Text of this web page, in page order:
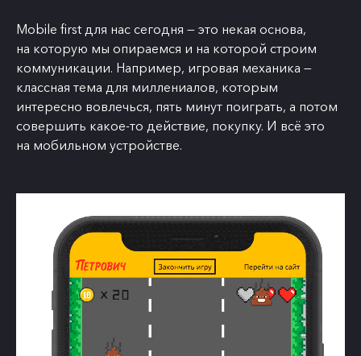
Mobile first для нас сегодня — это некая основа,
на которую мы опираемся и на которой строим
коммуникации. Например, игровая механика —
классная тема для миллениалов, которым
интересно вовлечься, пять минут поиграть, а потом
совершить какое-то действие, покупку. И всё это
на мобильном устройстве.